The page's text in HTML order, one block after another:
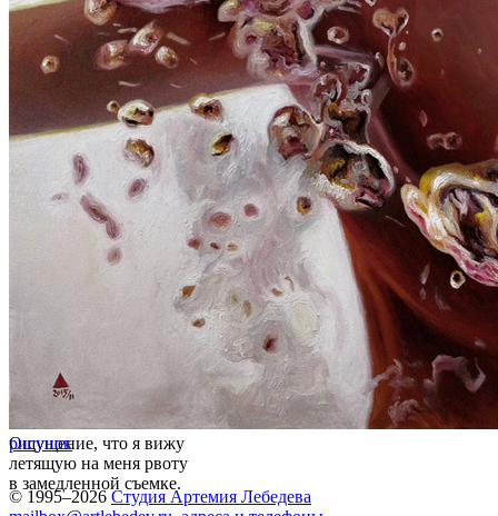
Ощущение, что я вижу
летящую на меня рвоту
в замедленной съемке.
рисунок
© 1995–2026 Студия Артемия Лебедева